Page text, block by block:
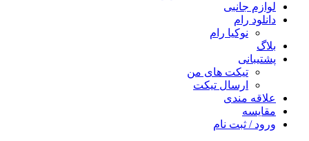
لوازم جانبی
دانلود رام
نوکیا رام
بلاگ
پشتیبانی
تیکت های من
ارسال تیکت
علاقه مندی
مقايسه
ورود / ثبت نام